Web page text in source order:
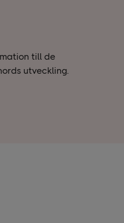
till de
utveckling.